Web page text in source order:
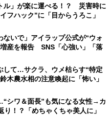
ル」が楽に運べる！？ 災害時に
フハック”に「目からうろこ」
ないで」アイラップ公式が“ウォ
産を報告 SNS「心強い」「落
して…サクラ、ウメ枯らす“特定
木農水相の注意喚起に「怖い」
シワ＆面長”も気になる女性→カ
り！？「めちゃくちゃ美人に」